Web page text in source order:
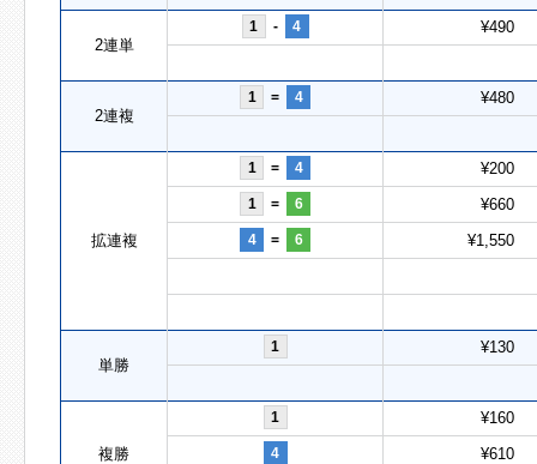
2連単
1 - 4 ¥490
2連複
1 = 4 ¥480
拡連複
1 = 4 ¥200
1 = 6 ¥660
4 = 6 ¥1,550
単勝
1 ¥130
複勝
1 ¥160
4 ¥610